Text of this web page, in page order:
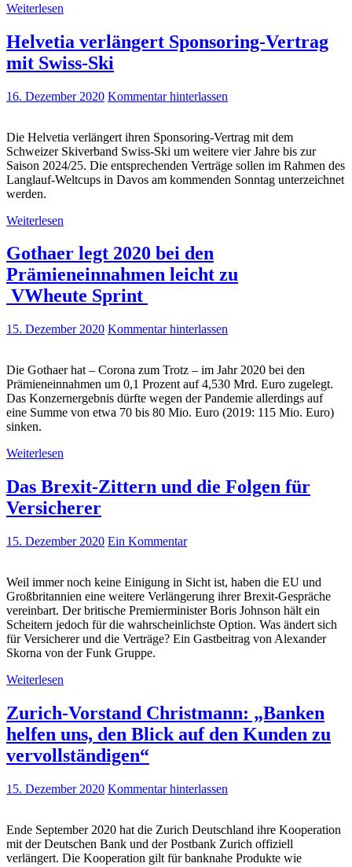
Weiterlesen
Helvetia verlängert Sponsoring-Vertrag
mit Swiss-Ski
16. Dezember 2020 Kommentar hinterlassen
Die Helvetia verlängert ihren Sponsoring-Vertrag mit dem
Schweizer Skiverband Swiss-Ski um weitere vier Jahre bis zur
Saison 2024/25. Die entsprechenden Verträge sollen im Rahmen des
Langlauf-Weltcups in Davos am kommenden Sonntag unterzeichnet
werden.
Weiterlesen
Gothaer legt 2020 bei den
Prämieneinnahmen leicht zu
VWheute Sprint
15. Dezember 2020 Kommentar hinterlassen
Die Gothaer hat – Corona zum Trotz – im Jahr 2020 bei den
Prämieneinnahmen um 0,1 Prozent auf 4,530 Mrd. Euro zugelegt.
Das Konzernergebnis dürfte wegen der Pandemie allerdings auf
eine Summe von etwa 70 bis 80 Mio. Euro (2019: 115 Mio. Euro)
sinken.
Weiterlesen
Das Brexit-Zittern und die Folgen für
Versicherer
15. Dezember 2020 Ein Kommentar
Weil immer noch keine Einigung in Sicht ist, haben die EU und
Großbritannien eine weitere Verlängerung ihrer Brexit-Gespräche
vereinbart. Der britische Premierminister Boris Johnson hält ein
Scheitern jedoch für die wahrscheinlichste Option. Was ändert sich
für Versicherer und die Verträge? Ein Gastbeitrag von Alexander
Skorna von der Funk Gruppe.
Weiterlesen
Zurich-Vorstand Christmann: „Banken
helfen uns, den Blick auf den Kunden zu
vervollständigen“
15. Dezember 2020 Kommentar hinterlassen
Ende September 2020 hat die Zurich Deutschland ihre Kooperation
mit der Deutschen Bank und der Postbank Zurich offiziell
verlängert. Die Kooperation gilt für banknahe Produkte wie